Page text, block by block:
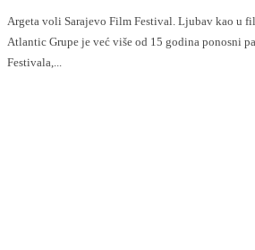
Argeta voli Sarajevo Film Festival. Ljubav kao u filmovima.
Atlantic Grupe je već više od 15 godina ponosni
Festivala,...